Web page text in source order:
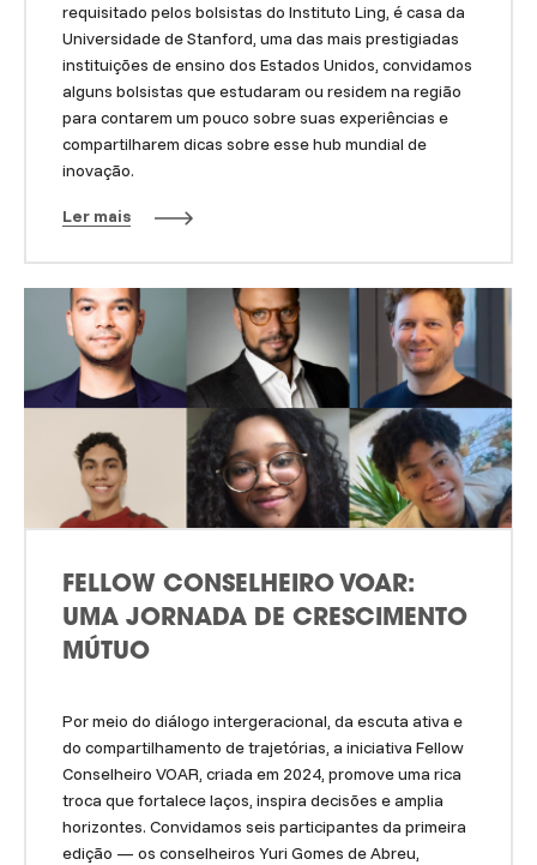
requisitado pelos bolsistas do Instituto Ling, é casa da
Universidade de Stanford, uma das mais prestigiadas
instituições de ensino dos Estados Unidos, convidamos
alguns bolsistas que estudaram ou residem na região
para contarem um pouco sobre suas experiências e
compartilharem dicas sobre esse hub mundial de
inovação.
Ler mais
FELLOW CONSELHEIRO VOAR:
UMA JORNADA DE CRESCIMENTO
MÚTUO
Por meio do diálogo intergeracional, da escuta ativa e
do compartilhamento de trajetórias, a iniciativa Fellow
Conselheiro VOAR, criada em 2024, promove uma rica
troca que fortalece laços, inspira decisões e amplia
horizontes. Convidamos seis participantes da primeira
edição — os conselheiros Yuri Gomes de Abreu,